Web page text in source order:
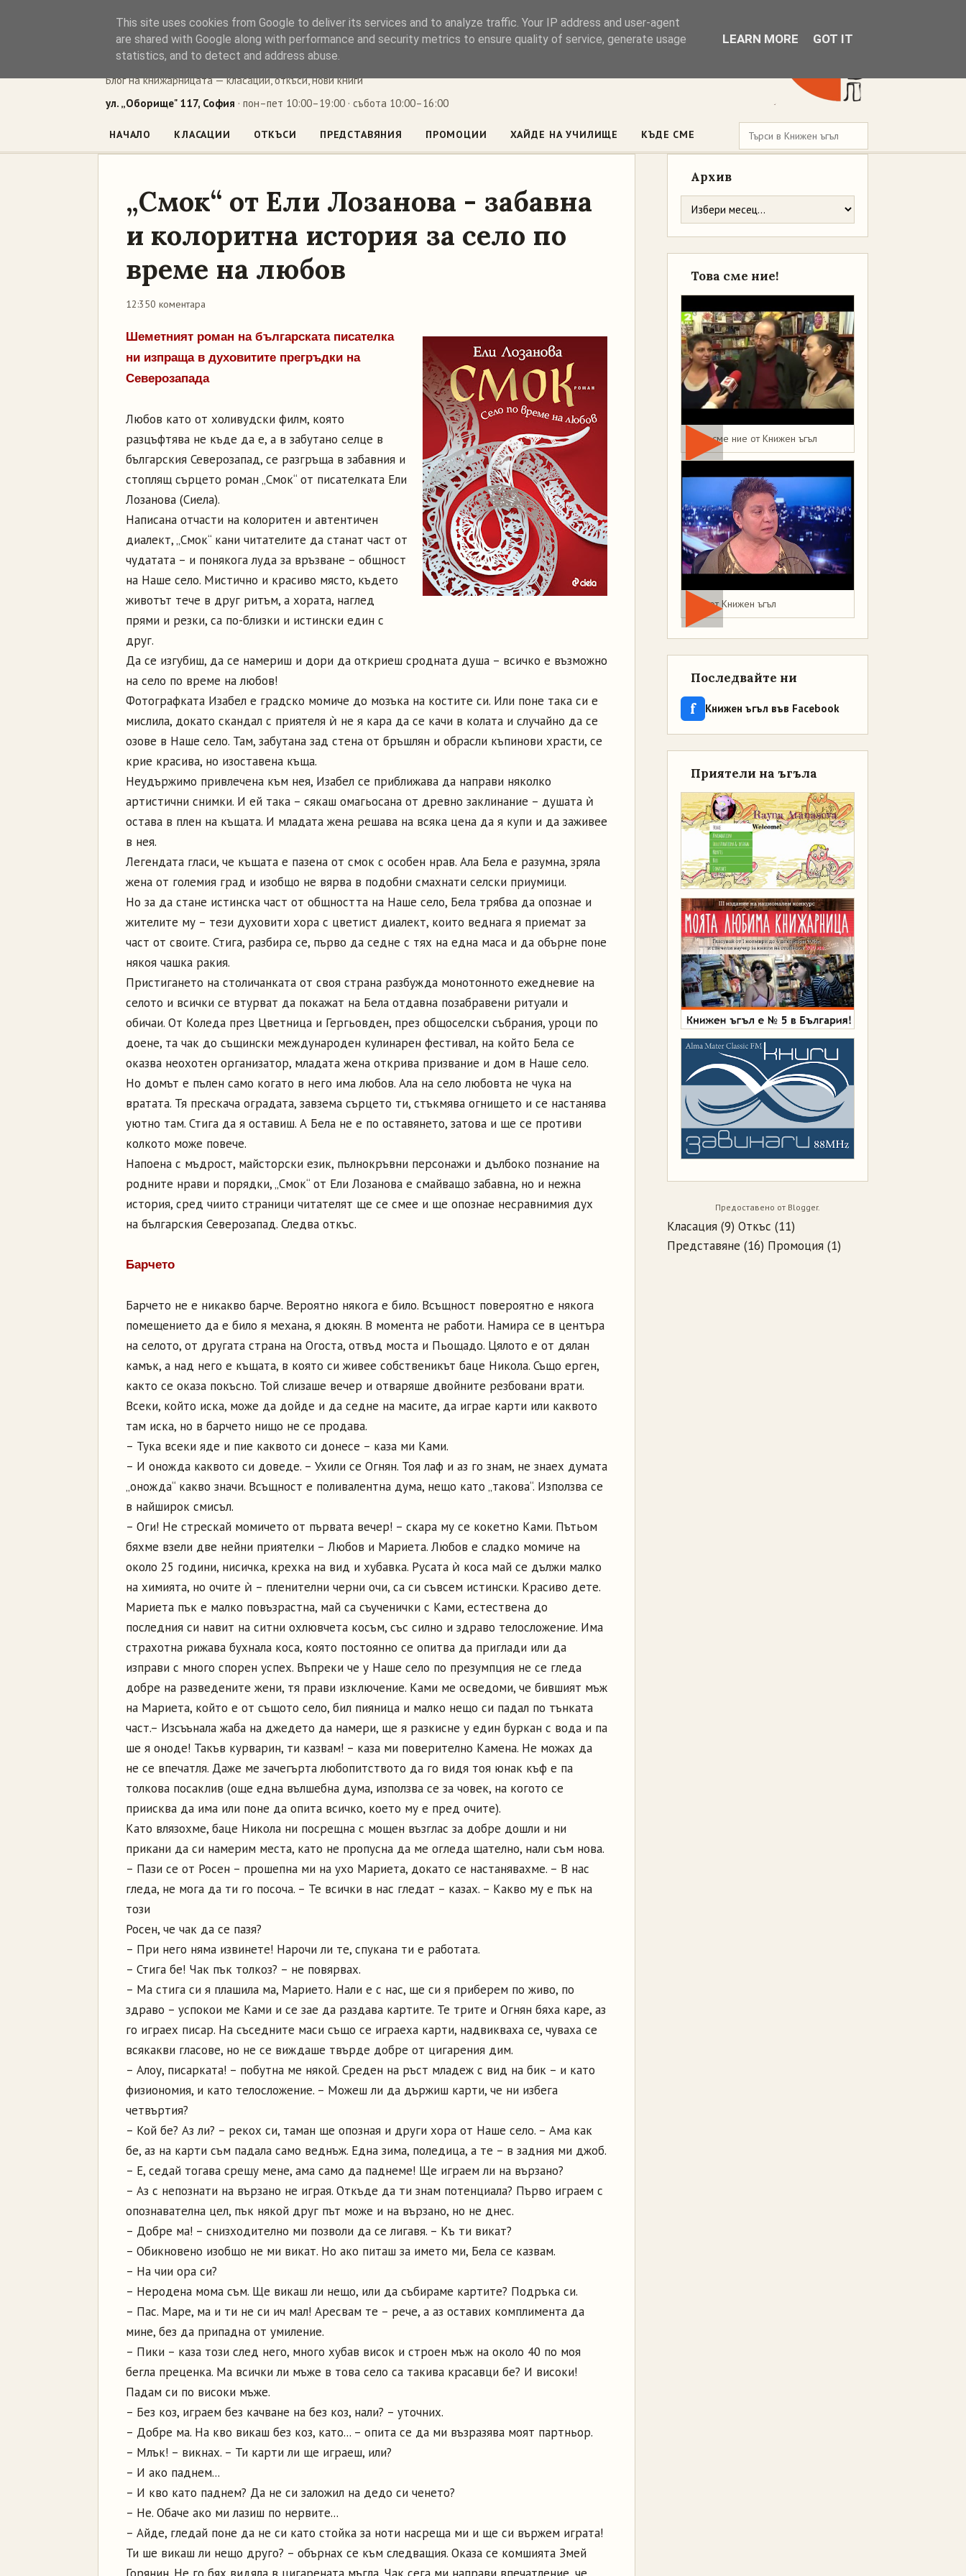
Книжен ъгъл
Блог на книжарницата — класации, откъси, нови книги
ул. „Оборище" 117, София · пон–пет 10:00–19:00 · събота 10:00–16:00
НАЧАЛО КЛАСАЦИИ ОТКЪСИ ПРЕДСТАВЯНИЯ ПРОМОЦИИ ХАЙДЕ НА УЧИЛИЩЕ КЪДЕ СМЕ
„Смок“ от Ели Лозанова - забавна
и колоритна история за село по
време на любов
12:350 коментара
Шеметният роман на българската писателка
ни изпраща в духовитите прегръдки на
Северозапада
Любов като от холивудски филм, която
разцъфтява не къде да е, а в забутано селце в
българския Северозапад, се разгръща в забавния и
стоплящ сърцето роман „Смок“ от писателката Ели
Лозанова (Сиела).
Написана отчасти на колоритен и автентичен
диалект, „Смок“ кани читателите да станат част от
чудатата – и понякога луда за връзване – общност
на Наше село. Мистично и красиво място, където
животът тече в друг ритъм, а хората, наглед
прями и резки, са по-близки и истински един с
друг.
Да се изгубиш, да се намериш и дори да откриеш сродната душа – всичко е възможно
на село по време на любов!
Фотографката Изабел е градско момиче до мозъка на костите си. Или поне така си е
мислила, докато скандал с приятеля ѝ не я кара да се качи в колата и случайно да се
озове в Наше село. Там, забутана зад стена от бръшлян и обрасли къпинови храсти, се
крие красива, но изоставена къща.
Неудържимо привлечена към нея, Изабел се приближава да направи няколко
артистични снимки. И ей така – сякаш омагьосана от древно заклинание – душата ѝ
остава в плен на къщата. И младата жена решава на всяка цена да я купи и да заживее
в нея.
Легендата гласи, че къщата е пазена от смок с особен нрав. Ала Бела е разумна, зряла
жена от големия град и изобщо не вярва в подобни смахнати селски приумици.
Но за да стане истинска част от общността на Наше село, Бела трябва да опознае и
жителите му – тези духовити хора с цветист диалект, които веднага я приемат за
част от своите. Стига, разбира се, първо да седне с тях на една маса и да обърне поне
някоя чашка ракия.
Пристигането на столичанката от своя страна разбужда монотонното ежедневие на
селото и всички се втурват да покажат на Бела отдавна позабравени ритуали и
обичаи. От Коледа през Цветница и Гергьовден, през общоселски събрания, уроци по
доене, та чак до същински международен кулинарен фестивал, на който Бела се
оказва неохотен организатор, младата жена открива призвание и дом в Наше село.
Но домът е пълен само когато в него има любов. Ала на село любовта не чука на
вратата. Тя прескача оградата, завзема сърцето ти, стъкмява огнището и се настанява
уютно там. Стига да я оставиш. А Бела не е по оставянето, затова и ще се противи
колкото може повече.
Напоена с мъдрост, майсторски език, пълнокръвни персонажи и дълбоко познание на
родните нрави и порядки, „Смок“ от Ели Лозанова е смайващо забавна, но и нежна
история, сред чиито страници читателят ще се смее и ще опознае несравнимия дух
на българския Северозапад. Следва откъс.
Барчето
Барчето не е никакво барче. Вероятно някога е било. Всъщност по­вероятно е някога
помещението да е било я механа, я дюкян. В момента не работи. Намира се в центъра
на селото, от другата страна на Огоста, отвъд моста и Пьощадо. Цялото е от дялан
камък, а над него е къщата, в която си живее собственикът баце Никола. Също ерген,
както се оказа по­късно. Той слизаше вечер и отваряше двойните резбовани врати.
Всеки, който иска, може да дойде и да седне на масите, да играе карти или каквото
там иска, но в барчето нищо не се продава.
– Тука всеки яде и пие каквото си донесе – каза ми Ками.
– И оножда каквото си доведе. – Ухили се Огнян. Тоя лаф и аз го знам, не знаех думата
„оножда“ какво значи. Всъщност е поливалентна дума, нещо като „такова“. Използва се
в най­широк смисъл.
– Оги! Не стрескай момичето от първата вечер! – скара му се кокетно Ками. Пътьом
бяхме взели две нейни приятелки – Любов и Мариета. Любов е сладко момиче на
около 25 години, нисичка, крехка на вид и хубавка. Русата ѝ коса май се дължи малко
на химията, но очите ѝ – пленителни черни очи, са си съвсем истински. Красиво дете.
Мариета пък е малко по­възрастна, май са съученички с Ками, естествена до
последния си навит на ситни охлювчета косъм, със силно и здраво телосложение. Има
страхотна рижава бухнала коса, която постоянно се опитва да приглади или да
изправи с много спорен успех. Въпреки че у Наше село по презумпция не се гледа
добре на разведените жени, тя прави изключение. Ками ме осведоми, че бившият мъж
на Мариета, който е от същото село, бил пияница и малко нещо си падал по тънката
част.– Изсъънала жаба на джедето да намери, ще я разкисне у един буркан с вода и па
ше я оноде! Такъв курварин, ти казвам! – каза ми поверително Камена. Не можах да
не се впечатля. Даже ме зачегърта любопитството да го видя тоя юнак къф е па
толкова посаклив (още една вълшебна дума, използва се за човек, на когото се
приисква да има или поне да опита всичко, което му е пред очите).
Като влязохме, баце Никола ни посрещна с мощен възглас за добре дошли и ни
прикани да си намерим места, като не пропусна да ме огледа щателно, нали съм нова.
– Пази се от Росен – прошепна ми на ухо Мариета, докато се настанявахме. – В нас
гледа, не мога да ти го посоча. – Те всички в нас гледат – казах. – Какво му е пък на
този
Росен, че чак да се пазя?
– При него няма извинете! Нарочи ли те, спукана ти е работата.
– Стига бе! Чак пък толкоз? – не повярвах.
– Ма стига си я плашила ма, Марието. Нали е с нас, ще си я приберем по живо, по
здраво – успокои ме Ками и се зае да раздава картите. Те трите и Огнян бяха каре, аз
го играех писар. На съседните маси също се играеха карти, надвикваха се, чуваха се
всякакви гласове, но не се виждаше твърде добре от цигарения дим.
– Алоу, писарката! – побутна ме някой. Среден на ръст младеж с вид на бик – и като
физиономия, и като телосложение. – Можеш ли да държиш карти, че ни избега
четвъртия?
– Кой бе? Аз ли? – рекох си, таман ще опозная и други хора от Наше село. – Ама как
бе, аз на карти съм падала само веднъж. Една зима, поледица, а те – в задния ми джоб.
– Е, седай тогава срещу мене, ама само да паднеме! Ще играем ли на вързано?
– Аз с непознати на вързано не играя. Откъде да ти знам потенциала? Първо играем с
опознавателна цел, пък някой друг път може и на вързано, но не днес.
– Добре ма! – снизходително ми позволи да се лигавя. – Къ ти викат?
– Обикновено изобщо не ми викат. Но ако питаш за името ми, Бела се казвам.
– На чии ора си?
– Неродена мома съм. Ще викаш ли нещо, или да събираме картите? Подръка си.
– Пас. Маре, ма и ти не си ич мал! Аресвам те – рече, а аз оставих комплимента да
мине, без да припадна от умиление.
– Пики – каза този след него, много хубав висок и строен мъж на около 40 по моя
бегла преценка. Ма всички ли мъже в това село са такива красавци бе? И високи!
Падам си по високи мъже.
– Без коз, играем без качване на без коз, нали? – уточних.
– Добре ма. На кво викаш без коз, като... – опита се да ми възразява моят партньор.
– Млък! – викнах. – Ти карти ли ще играеш, или?
– И ако паднем...
– И кво като паднем? Да не си заложил на дедо си ченето?
– Не. Обаче ако ми лазиш по нервите...
– Айде, гледай поне да не си като стойка за ноти насреща ми и ще си вържем играта!
Ти ше викаш ли нещо друго? – обърнах се към следващия. Оказа се комшията Змей
Архив
Това сме ние!
Това сме ние от Книжен ъгъл
Мая от Книжен ъгъл
Последвайте ни
f Книжен ъгъл във Facebook
Приятели на ъгъла
Предоставено от Blogger.
Класация (9) Откъс (11)
Представяне (16) Промоция (1)
This site uses cookies from Google to deliver its services and to analyze traffic. Your IP address and user-agent
are shared with Google along with performance and security metrics to ensure quality of service, generate usage
statistics, and to detect and address abuse.
LEARN MORE GOT IT